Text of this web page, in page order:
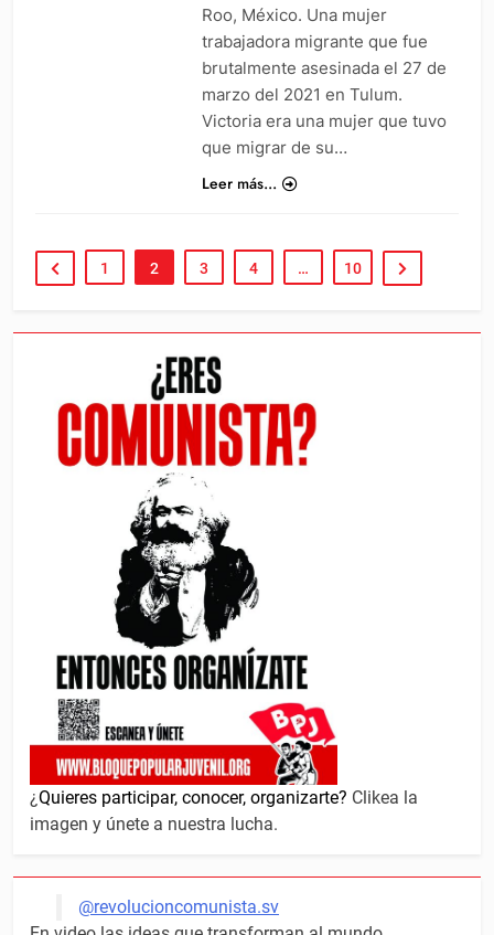
Roo, México. Una mujer
trabajadora migrante que fue
brutalmente asesinada el 27 de
marzo del 2021 en Tulum.
Victoria era una mujer que tuvo
que migrar de su…
Leer más...
1 2 3 4 … 10
¿Quieres participar, conocer, organizarte? Clikea la
imagen y únete a nuestra lucha.
@revolucioncomunista.sv